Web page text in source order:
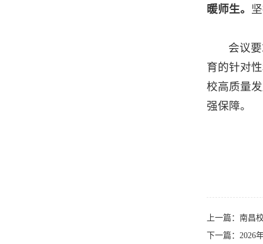
暖师生。
会议
育的针对
校高质量
强保障。
上一篇： 南昌
下一篇： 2026